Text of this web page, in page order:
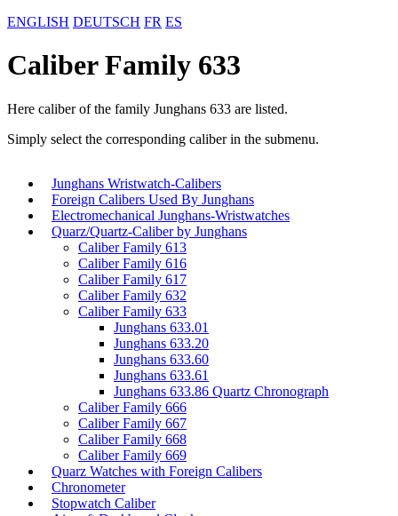
ENGLISH DEUTSCH FR ES
Caliber Family 633
Here caliber of the family Junghans 633 are listed.
Simply select the corresponding caliber in the submenu.
Junghans Wristwatch-Calibers
Foreign Calibers Used By Junghans
Electromechanical Junghans-Wristwatches
Quarz/Quartz-Caliber by Junghans
Caliber Family 613
Caliber Family 616
Caliber Family 617
Caliber Family 632
Caliber Family 633
Junghans 633.01
Junghans 633.20
Junghans 633.60
Junghans 633.61
Junghans 633.86 Quartz Chronograph
Caliber Family 666
Caliber Family 667
Caliber Family 668
Caliber Family 669
Quarz Watches with Foreign Calibers
Chronometer
Stopwatch Caliber